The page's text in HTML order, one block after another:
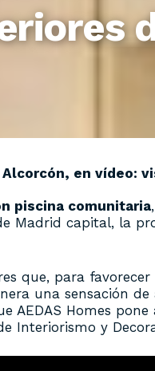
en vídeo:
piscina comunitaria
Madrid capital, la
que, para
una sensación
AEDAS Homes
Interiorismo y